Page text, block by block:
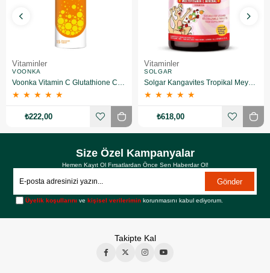
Vitaminler
VOONKA
Voonka Vitamin C Glutathione Complex Efervesan 15 Tablet
★ ★ ★ ★ ★
₺222,00
Vitaminler
SOLGAR
Solgar Kangavites Tropikal Meyve Aromalı 60 Tablet
★ ★ ★ ★ ★
₺618,00
Size Özel Kampanyalar
Hemen Kayıt Ol Fırsatlardan Önce Sen Haberdar Ol!
Gönder
Üyelik koşullarını vekişisel verilerimin korunmasını kabul ediyorum.
Takipte Kal